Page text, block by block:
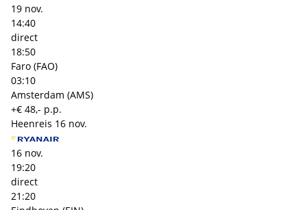
19 nov.
14:40
direct
18:50
Faro (FAO)
03:10
Amsterdam (AMS)
+€ 48,- p.p.
Heenreis 16 nov.
16 nov.
19:20
direct
21:20